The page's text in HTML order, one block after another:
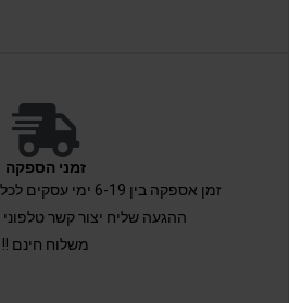
זמני הספקה
זמן אספקה בין 6-19
ההגעה שליח יצור קשר
משלוח חינם !!